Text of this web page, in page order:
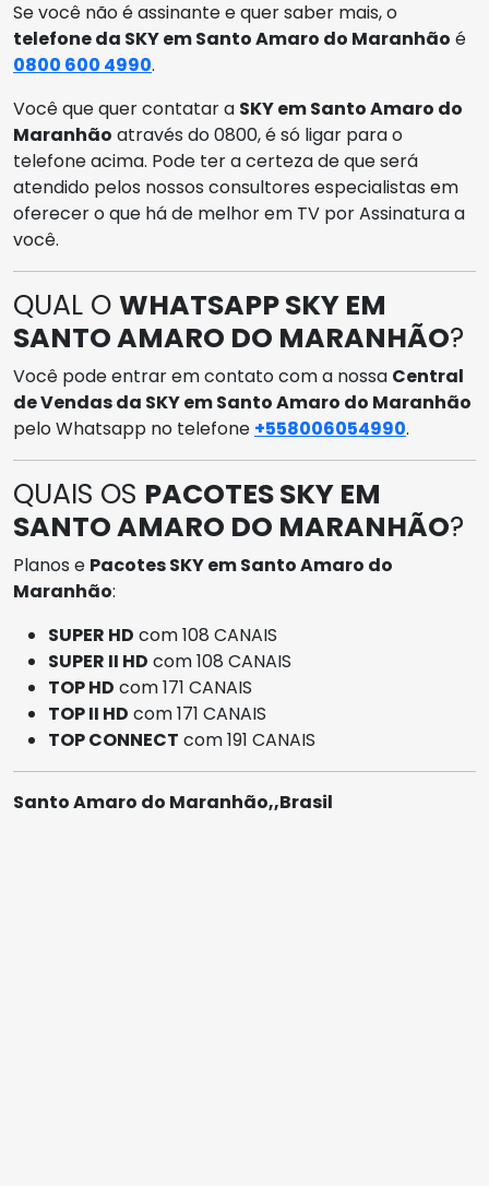
Se você não é assinante e quer saber mais, o
telefone da SKY em Santo Amaro do Maranhão é
0800 600 4990.
Você que quer contatar a SKY em Santo Amaro do
Maranhão através do 0800, é só ligar para o
telefone acima. Pode ter a certeza de que será
atendido pelos nossos consultores especialistas em
oferecer o que há de melhor em TV por Assinatura a
você.
QUAL O WHATSAPP SKY EM
SANTO AMARO DO MARANHÃO?
Você pode entrar em contato com a nossa Central
de Vendas da SKY em Santo Amaro do Maranhão
pelo Whatsapp no telefone +558006054990.
QUAIS OS PACOTES SKY EM
SANTO AMARO DO MARANHÃO?
Planos e Pacotes SKY em Santo Amaro do
Maranhão:
SUPER HD com 108 CANAIS
SUPER II HD com 108 CANAIS
TOP HD com 171 CANAIS
TOP II HD com 171 CANAIS
TOP CONNECT com 191 CANAIS
Santo Amaro do Maranhão,,Brasil